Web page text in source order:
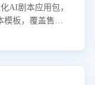
AI剧本应用包，
模板，覆盖售前
练